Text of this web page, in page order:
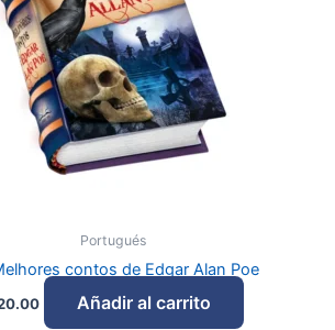
Portugués
contos de Edgar Alan Poe
Añadir al carrito